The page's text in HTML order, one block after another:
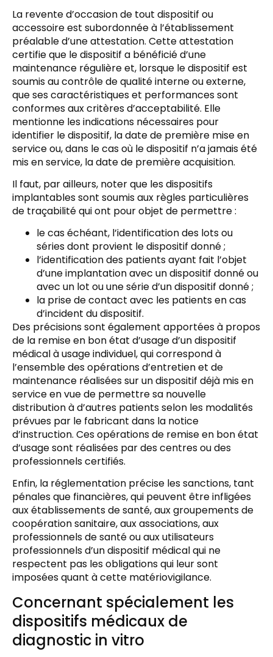
La revente d’occasion de tout dispositif ou
accessoire est subordonnée à l’établissement
préalable d’une attestation. Cette attestation
certifie que le dispositif a bénéficié d’une
maintenance régulière et, lorsque le dispositif est
soumis au contrôle de qualité interne ou externe,
que ses caractéristiques et performances sont
conformes aux critères d’acceptabilité. Elle
mentionne les indications nécessaires pour
identifier le dispositif, la date de première mise en
service ou, dans le cas où le dispositif n’a jamais été
mis en service, la date de première acquisition.
Il faut, par ailleurs, noter que les dispositifs
implantables sont soumis aux règles particulières
de traçabilité qui ont pour objet de permettre :
le cas échéant, l’identification des lots ou
séries dont provient le dispositif donné ;
l’identification des patients ayant fait l’objet
d’une implantation avec un dispositif donné ou
avec un lot ou une série d’un dispositif donné ;
la prise de contact avec les patients en cas
d’incident du dispositif.
Des précisions sont également apportées à propos
de la remise en bon état d’usage d’un dispositif
médical à usage individuel, qui correspond à
l’ensemble des opérations d’entretien et de
maintenance réalisées sur un dispositif déjà mis en
service en vue de permettre sa nouvelle
distribution à d’autres patients selon les modalités
prévues par le fabricant dans la notice
d’instruction. Ces opérations de remise en bon état
d’usage sont réalisées par des centres ou des
professionnels certifiés.
Enfin, la réglementation précise les sanctions, tant
pénales que financières, qui peuvent être infligées
aux établissements de santé, aux groupements de
coopération sanitaire, aux associations, aux
professionnels de santé ou aux utilisateurs
professionnels d’un dispositif médical qui ne
respectent pas les obligations qui leur sont
imposées quant à cette matériovigilance.
Concernant spécialement les
dispositifs médicaux de
diagnostic in vitro